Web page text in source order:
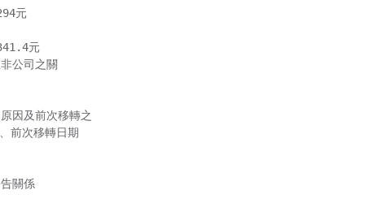
元
元
公司之關
因及前次移轉之
前次移轉日期
關係